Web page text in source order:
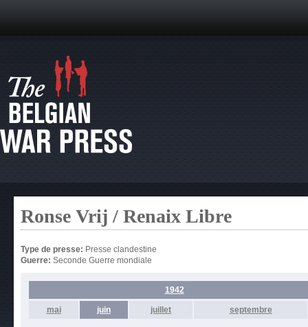
Ronse Vrij / Renaix Libre
Type de presse: Presse clandestine
Guerre: Seconde Guerre mondiale
1942
mai juin juillet septembre